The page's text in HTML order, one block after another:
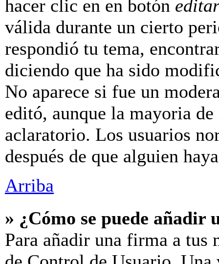
hacer clic en en botón
válida durante un cierto
respondió tu tema,
diciendo que ha sido
No aparece si fue un
editó, aunque la mayoria
aclaratorio. Los usuarios
después de que alguien
Arriba
» ¿Cómo se puede añadir
Para añadir una firma a tus